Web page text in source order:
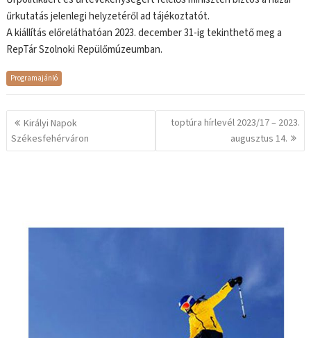
űrkutatás jelenlegi helyzetéről ad tájékoztatót.
A kiállítás előreláthatóan 2023. december 31-ig tekinthető meg a
RepTár Szolnoki Repülőmúzeumban.
Programajánló
Bejegyzés
navigáció
Királyi Napok
Székesfehérváron
toptúra hírlevél 2023/17 – 2023.
augusztus 14.